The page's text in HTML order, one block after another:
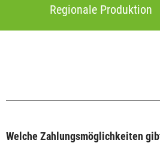
Regionale Produktion
Welche Zahlungsmöglichkeiten